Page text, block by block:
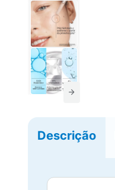
Descrição